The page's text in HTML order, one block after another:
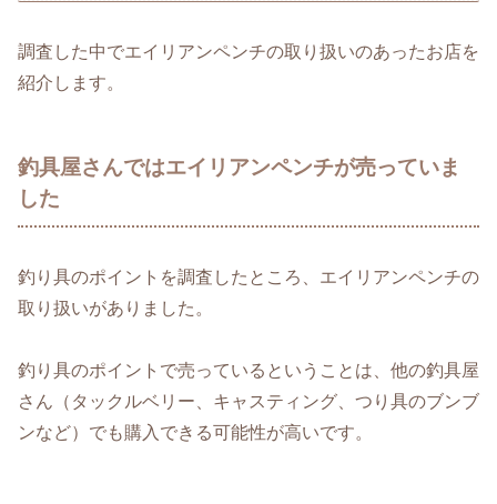
調査した中でエイリアンペンチの取り扱いのあったお店を
紹介します。
釣具屋さんではエイリアンペンチが売っていま
した
釣り具のポイントを調査したところ、エイリアンペンチの
取り扱いがありました。
釣り具のポイントで売っているということは、他の釣具屋
さん（タックルベリー、キャスティング、つり具のブンブ
ンなど）でも購入できる可能性が高いです。